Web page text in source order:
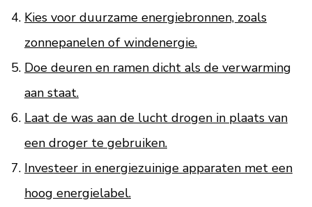
Kies voor duurzame energiebronnen, zoals
zonnepanelen of windenergie.
Doe deuren en ramen dicht als de verwarming
aan staat.
Laat de was aan de lucht drogen in plaats van
een droger te gebruiken.
Investeer in energiezuinige apparaten met een
hoog energielabel.